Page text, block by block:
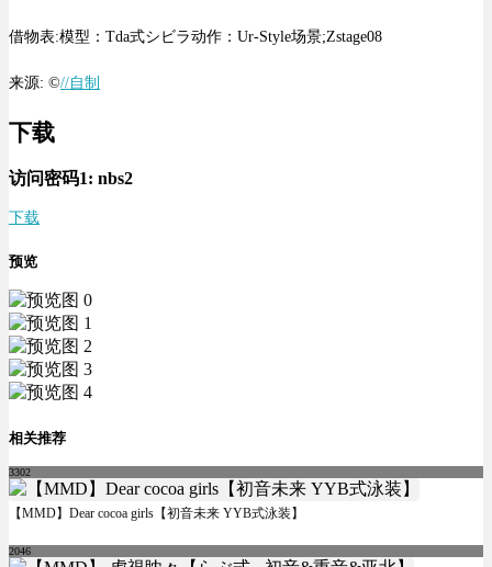
借物表:模型：Tda式シビラ动作：Ur-Style场景;Zstage08
来源: ©//自制
下载
访问密码1: nbs2
下载
预览
相关推荐
3302
【MMD】Dear cocoa girls【初音未来 YYB式泳装】
2046